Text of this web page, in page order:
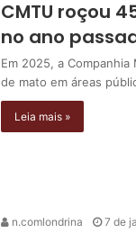
CMTU roçou
no ano
Em 2025, a
de mato em áreas
Leia mais »
n.comlondrina 7 de